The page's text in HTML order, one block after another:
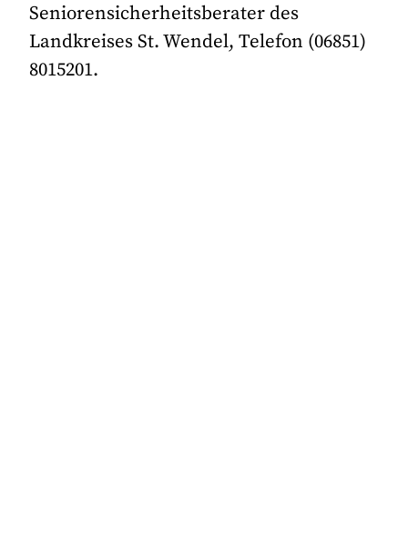
Seniorensicherheitsberater des
Landkreises St. Wendel, Telefon (06851)
8015201.